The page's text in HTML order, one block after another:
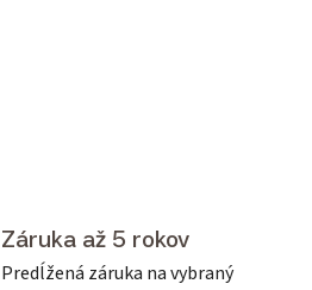
Záruka až 5 rokov
Predĺžená záruka na vybraný